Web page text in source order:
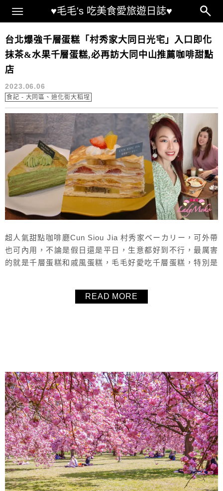
♥毛毛's 吃美食愛旅遊日誌♥
Main Menu
台北抹茶千層推薦
台北爆強千層蛋糕「村秀家大同日光宅」入口即化
抹茶&水果千層蛋糕,必再訪大同中山推薦咖啡甜點
店
2023.06.06
食記 - 大同區、迪化街大稻埕
超人氣甜點咖啡廳Cun Siou Jia 村秀家ベーカリー，可外帶
也可內用，不論是假日還是平日，生意都好到不行，最厲害
的就是千層蛋糕和戚風蛋糕，毛毛好愛吃千層蛋糕，特別是
ー，評價真是好到不行，甚至有人說是台北最強千層蛋糕，
READ MORE
About